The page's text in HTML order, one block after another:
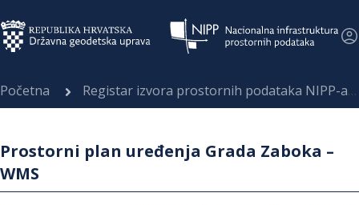
Početna Registar izvora prostornih podataka NIPP-a
Prostorni plan uređenja Grada Zaboka –
WMS